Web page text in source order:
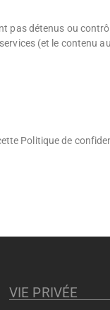
pas détenus ou
(et le contenu
Politique de
VIE PRIVÉE